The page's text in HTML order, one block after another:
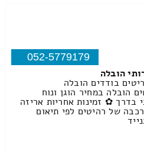
052-5779179
הובלה
בודדים הובלה
הובלה במחיר הוגן ונוח
בדרך ✿ זמינות אחריות אריזה
של רהיטים לפי תיאום